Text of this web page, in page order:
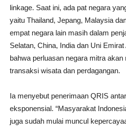
linkage. Saat ini, ada pat negara
yaitu Thailand, Jepang, Malaysia
empat negara lain masih dalam
Selatan, China, India dan Uni
bahwa perluasan negara mitra
transaksi wisata dan perdagangan.
Ia menyebut penerimaan QRIS
eksponensial. “Masyarakat
juga sudah mulai muncul